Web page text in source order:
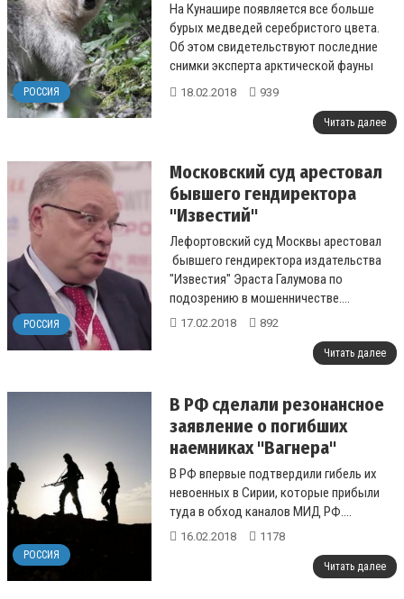
РОССИЯ
На Кунашире появляется все больше
бурых медведей серебристого цвета.
Об этом свидетельствуют последние
снимки эксперта арктической фауны
Виктора Никифорова....
18.02.2018 939
Читать далее
РОССИЯ
Московский суд арестовал
бывшего гендиректора
"Известий"
Лефортовский суд Москвы арестовал
бывшего гендиректора издательства
"Известия" Эраста Галумова по
подозрению в мошенничестве....
17.02.2018 892
Читать далее
РОССИЯ
В РФ сделали резонансное
заявление о погибших
наемниках "Вагнера"
В РФ впервые подтвердили гибель их
невоенных в Сирии, которые прибыли
туда в обход каналов МИД РФ....
16.02.2018 1178
Читать далее